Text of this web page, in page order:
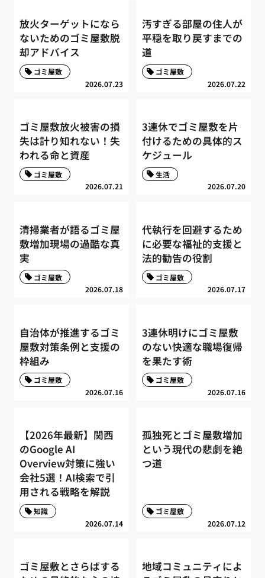
放火ターゲットになら
ないためのゴミ屋敷脱
却アドバイス
2026.07.23
ゴミ屋敷
汚すぎる部屋の住人が
平穏を取り戻すまでの
道
2026.07.22
ゴミ屋敷
ゴミ屋敷放火被害の損
失は計り知れない！失
われる命と資産
2026.07.21
ゴミ屋敷
3連休でゴミ屋敷を片
付けるための具体的ス
ケジュール
2026.07.20
生活
清掃業者が語るゴミ屋
敷増加現場の過酷な真
実
2026.07.18
ゴミ屋敷
代執行を回避するため
に必要な福祉的支援と
法的勧告の役割
2026.07.17
ゴミ屋敷
自治体が推進するゴミ
屋敷対策条例と支援の
枠組み
2026.07.16
ゴミ屋敷
3連休明けにゴミ屋敷
のない快適な職場復帰
を果たす術
2026.07.16
ゴミ屋敷
【2026年最新】関西
のGoogle AI
Overview対策に強い
会社5選！AI検索で引
用される戦略を解説
2026.07.14
知識
孤独死とゴミ屋敷増加
という現代の悲劇を絶
つ道
2026.07.12
ゴミ屋敷
ゴミ屋敷とさらばする
地域コミュニティによ